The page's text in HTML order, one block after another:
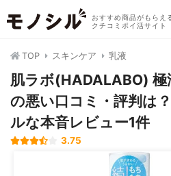
おすすめ商品がもらえ
クチコミポイ活サイト
TOP スキンケア 乳液
肌ラボ(HADALABO)
の悪い口コミ・評判は
ルな本音レビュー1件
3.75